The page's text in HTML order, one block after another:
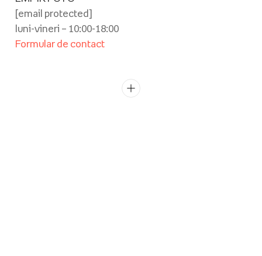
[email protected]
luni-vineri – 10:00-18:00
Formular de contact